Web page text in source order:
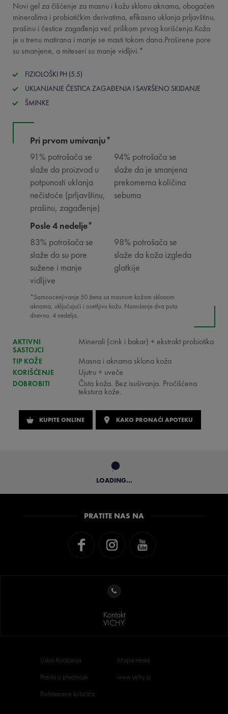
Novi gel za čišćenje za masnu i kožu sklonu aknama, obogaćen
mineralima i probiotičkim derivatima, efikasno uklanja prljavštinu,
prašinu i čestice zagađenja već prilikom prvog korišćenja.Koža
je u trenu matirana i manje se masti tokom dana.Proširene pore
su smanjene, a miteseri su manje vidljivi.*
FIZIOLOŠKI PH (5.5)
UKLANJANJE ČESTICA ZAGAĐENJA I SAVRŠENO SKIDANJE
ŠMINKE
Pri prvom umivanju*
91% potrošača se
slaže da proizvod u
potpunosti uklanja
nečistoće (prljavštinu,
prašinu, zagađenje)
94% potrošača se
slaže da je smanjena
prekomerna količina
sebuma
Posle 4 nedelje*
83% potrošača se
slaže da su pore
sužene i manje
vidljive
98% potrošača se
slaže da koža izgleda
glatkije
*Samoocenjivanje 50 žena sa masnom kožom sklonom
aknama, uključujući i osetljivu kožu. Nanošenje dva puta
dnevno. 4 nedelja.
AKTIVNI
SASTOJCI
Minerali (cink i bakar) + ekstrakt probiotika
TIP KOŽE Masna i aknama sklona koža
KORIŠĆENJE Ujutru + uveče
DOBROBITI Čista koža. Bez isušivanja. Pročišćena
tekstura kože.
KUPITE ONLINE KAKO PRONAĆI APOTEKU
LOADING...
PRATITE NAS NA
Kontakt
VICHY
Uslovi Korišćenja
Pravila o privatnosti
Podešavanje kolačića
Mapa mesta
www.vichy.rs